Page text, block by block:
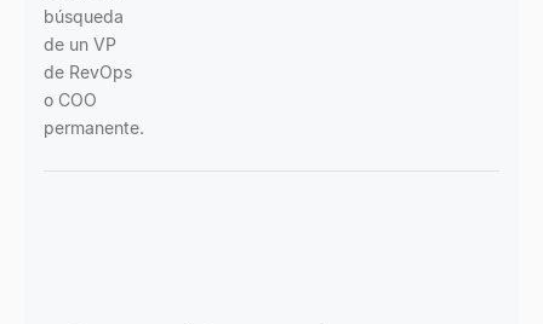
búsqueda
de un VP
de RevOps
o COO
permanente.